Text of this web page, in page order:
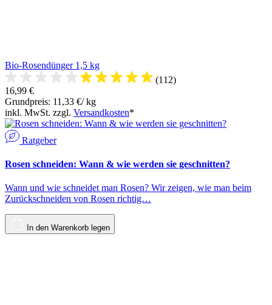
Bio-Rosendünger 1,5 kg
(112)
16,99 €
Grundpreis: 11,33 €/ kg
inkl. MwSt. zzgl. Versandkosten*
Ratgeber
Rosen schneiden: Wann & wie werden sie geschnitten?
Wann und wie schneidet man Rosen? Wir zeigen, wie man beim
Zurückschneiden von Rosen richtig…
In den Warenkorb legen